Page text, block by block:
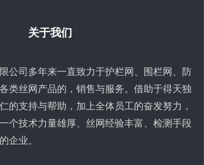
关于我们
公司多年来一直致力于护栏网、围栏网、防
类丝网产品的，销售与服务。借助于得天独
的支持与帮助，加上全体员工的奋发努力，
个技术力量雄厚、丝网经验丰富、检测手段
企业。